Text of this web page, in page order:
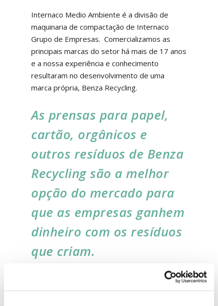
Internaco Medio Ambiente é a divisão de
maquinaria de compactação de Internaco
Grupo de Empresas. Comercializamos as
principais marcas do setor há mais de 17 anos
e a nossa experiência e conhecimento
resultaram no desenvolvimento de uma
marca própria, Benza Recycling.
As prensas para papel,
cartão, orgânicos e
outros resíduos de Benza
Recycling são a melhor
opção do mercado para
que as empresas ganhem
dinheiro com os resíduos
que criam.
Representamos as mais prestigiadas marcas
internacionais como a dinamarquesa Runi,